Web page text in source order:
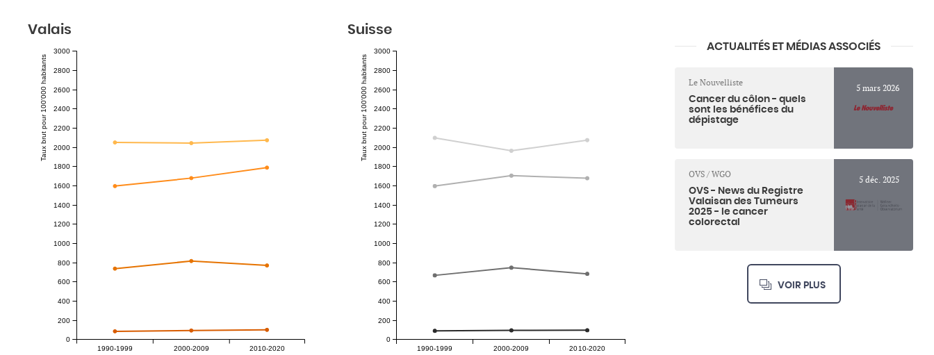
Valais
1990-1999 2000-2009 2010-2020
Taux brut pour 100'000 habitants
0
200
400
600
800
1000
1200
1400
1600
1800
2000
2200
2400
2600
2800
3000
Suisse
1990-1999 2000-2009 2010-2020
Taux brut pour 100'000 habitants
0
200
400
600
800
1000
1200
1400
1600
1800
2000
2200
2400
2600
2800
3000 ACTUALITÉS ET MÉDIAS ASSOCIÉS
Le Nouvelliste
Cancer du côlon - quels
sont les bénéfices du
dépistage
5 mars 2026
OVS / WGO
OVS - News du Registre
Valaisan des Tumeurs
2025 - le cancer
colorectal
5 déc. 2025
VOIR PLUS